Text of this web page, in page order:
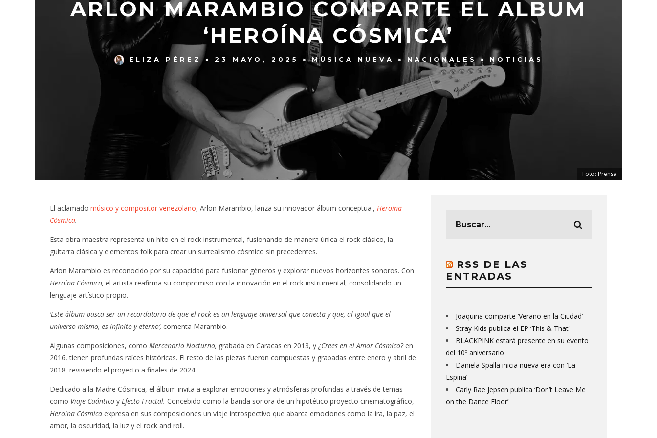
ARLON MARAMBIO COMPARTE EL ÁLBUM
‘HEROÍNA CÓSMICA’
ELIZA PÉREZ 23 MAYO, 2025 MÚSICA NUEVA NACIONALES NOTICIAS
Foto: Prensa
El aclamado músico y compositor venezolano, Arlon Marambio, lanza su innovador álbum conceptual, Heroína
Cósmica.
Esta obra maestra representa un hito en el rock instrumental, fusionando de manera única el rock clásico, la
guitarra clásica y elementos folk para crear un surrealismo cósmico sin precedentes.
Arlon Marambio es reconocido por su capacidad para fusionar géneros y explorar nuevos horizontes sonoros. Con
Heroína Cósmica, el artista reafirma su compromiso con la innovación en el rock instrumental, consolidando un
lenguaje artístico propio.
‘Este álbum busca ser un recordatorio de que el rock es un lenguaje universal que conecta y que, al igual que el
universo mismo, es infinito y eterno’, comenta Marambio.
Algunas composiciones, como Mercenario Nocturno, grabada en Caracas en 2013, y ¿Crees en el Amor Cósmico?en
2016, tienen profundas raíces históricas. El resto de las piezas fueron compuestas y grabadas entre enero y abril de
2018, reviviendo el proyecto a finales de 2024.
Dedicado a la Madre Cósmica, el álbum invita a explorar emociones y atmósferas profundas a través de temas
como Viaje Cuántico y Efecto Fractal. Concebido como la banda sonora de un hipotético proyecto cinematográfico,
Heroína Cósmica expresa en sus composiciones un viaje introspectivo que abarca emociones como la ira, la paz, el
amor, la oscuridad, la luz y el rock and roll.
RSS DE LAS
ENTRADAS
Joaquina comparte ‘Verano en la Ciudad’
Stray Kids publica el EP ‘This & That’
BLACKPINK estará presente en su evento
del 10º aniversario
Daniela Spalla inicia nueva era con ‘La
Espina’
Carly Rae Jepsen publica ‘Don’t Leave Me
on the Dance Floor’